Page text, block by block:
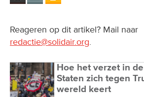
Reageren op dit artikel? Mail naar
redactie@solidair.org.
Hoe het verzet in
Staten zich tegen
wereld keert